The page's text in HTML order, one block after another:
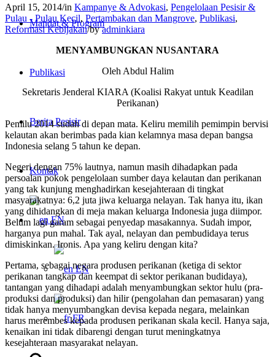
Mandat & Program
Publikasi
Berita Pesisir
Kontak
EN
EN
FR
April 15, 2014/in Kampanye & Advokasi, Pengelolaan Pesisir &
Pulau - Pulau Kecil, Pertambakan dan Mangrove, Publikasi,
Reformasi Kebijakan/byadminkiara
MENYAMBUNGKAN NUSANTARA
Oleh Abdul Halim
Sekretaris Jenderal KIARA (Koalisi Rakyat untuk Keadilan
Perikanan)
Pemilu 2014 sudah di depan mata. Keliru memilih pemimpin bervisi
kelautan akan berimbas pada kian kelamnya masa depan bangsa
Indonesia selang 5 tahun ke depan.
Negeri dengan 75% lautnya, namun masih dihadapkan pada
persoalan pokok pengelolaan sumber daya kelautan dan perikanan
yang tak kunjung menghadirkan kesejahteraan di tingkat
masyarakatnya: 6,2 juta jiwa keluarga nelayan. Tak hanya itu, ikan
yang dihidangkan di meja makan keluarga Indonesia juga diimpor.
Belum lagi garam sebagai penyedap masakannya. Sudah impor,
harganya pun mahal. Tak ayal, nelayan dan pembudidaya terus
dimiskinkan. Ironis. Apa yang keliru dengan kita?
Pertama, sebagai negara produsen perikanan (ketiga di sektor
perikanan tangkap dan keempat di sektor perikanan budidaya),
tantangan yang dihadapi adalah menyambungkan sektor hulu (pra-
produksi dan produksi) dan hilir (pengolahan dan pemasaran) yang
tidak hanya menyumbangkan devisa kepada negara, melainkan
harus merembes kepada produsen perikanan skala kecil. Hanya saja,
kenaikan ini tidak dibarengi dengan turut meningkatnya
kesejahteraan masyarakat nelayan.